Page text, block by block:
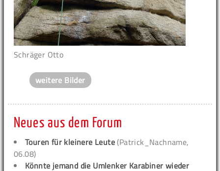
Schräger Otto
weitere Bilder
Neues aus dem Forum
Touren für kleinere Leute (Patrick_Nachname,
06.08)
Könnte jemand die Umlenker Karabiner wieder